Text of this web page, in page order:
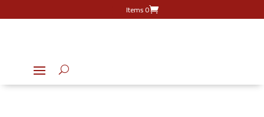
0 Items